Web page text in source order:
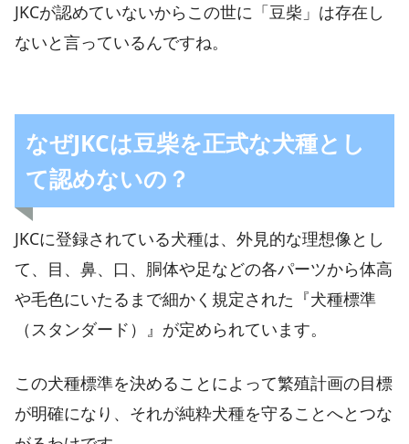
JKCが認めていないからこの世に「豆柴」は存在し
ないと言っているんですね。
なぜJKCは豆柴を正式な犬種とし
て認めないの？
JKCに登録されている犬種は、外見的な理想像とし
て、目、鼻、口、胴体や足などの各パーツから体高
や毛色にいたるまで細かく規定された『犬種標準
（スタンダード）』が定められています。
この犬種標準を決めることによって繁殖計画の目標
が明確になり、それが純粋犬種を守ることへとつな